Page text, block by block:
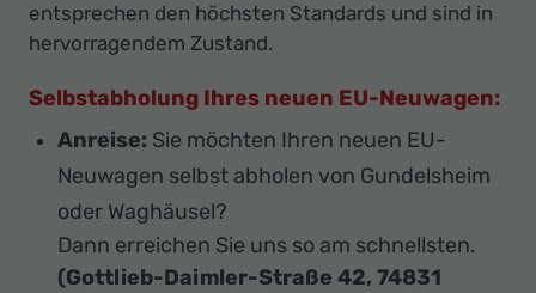
entsprechen den höchsten Standards und sind in
hervorragendem Zustand.
Selbstabholung Ihres neuen EU-Neuwagen:
Anreise: Sie möchten Ihren neuen EU-
Neuwagen selbst abholen von Gundelsheim
oder Waghäusel?
Dann erreichen Sie uns so am schnellsten.
(Gottlieb-Daimler-Straße 42, 74831